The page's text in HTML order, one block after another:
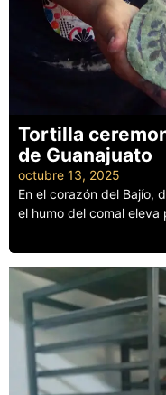
Tortilla
de Guanajuato
octubre 13, 2025
En el corazón del Bajío,
el humo del comal